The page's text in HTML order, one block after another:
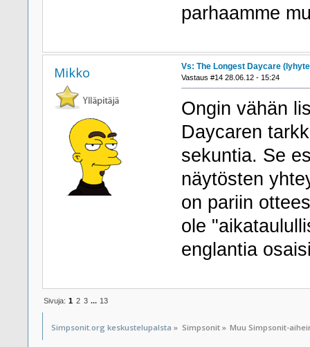
parhaamme
Mikko Vs: The Longest Daycare
Vastaus #14 28.06.12 - 15:24
Ongin vähän
Daycaren
sekuntia. Se
näytösten
on pariin
ole
englantia
Sivuja: 1 2 3 ... 13
Simpsonit.org keskustelupalsta » Simpsonit» Muu Simpsonit-